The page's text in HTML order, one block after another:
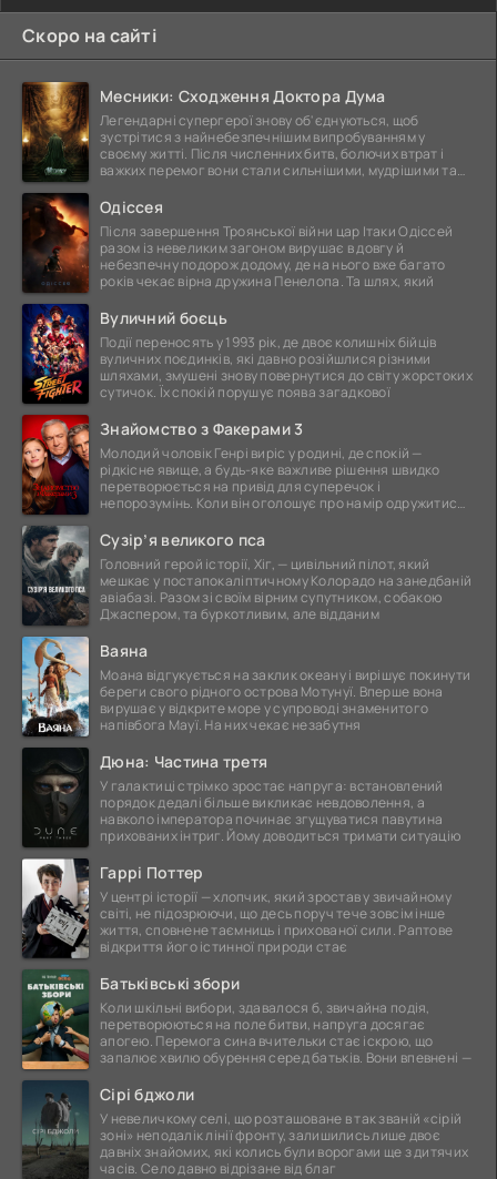
Скоро на сайті
Месники: Сходження Доктора Дума
Легендарні супергерої знову об'єднуються, щоб
зустрітися з найнебезпечнішим випробуванням у
своєму житті. Після численних битв, болючих втрат і
важких перемог вони стали сильнішими, мудрішими та
Одіссея
Після завершення Троянської війни цар Ітаки Одіссей
разом із невеликим загоном вирушає в довгу й
небезпечну подорож додому, де на нього вже багато
років чекає вірна дружина Пенелопа. Та шлях, який
Вуличний боєць
Події переносять у 1993 рік, де двоє колишніх бійців
вуличних поєдинків, які давно розійшлися різними
шляхами, змушені знову повернутися до світу жорстоких
сутичок. Їх спокій порушує поява загадкової
Знайомство з Факерами 3
Молодий чоловік Генрі виріс у родині, де спокій —
рідкісне явище, а будь-яке важливе рішення швидко
перетворюється на привід для суперечок і
непорозумінь. Коли він оголошує про намір одружитися,
Сузір’я великого пса
Головний герой історії, Хіг, — цивільний пілот, який
мешкає у постапокаліптичному Колорадо на занедбаній
авіабазі. Разом зі своїм вірним супутником, собакою
Джаспером, та буркотливим, але відданим
Ваяна
Моана відгукується на заклик океану і вирішує покинути
береги свого рідного острова Мотунуї. Вперше вона
вирушає у відкрите море у супроводі знаменитого
напівбога Мауї. На них чекає незабутня
Дюна: Частина третя
У галактиці стрімко зростає напруга: встановлений
порядок дедалі більше викликає невдоволення, а
навколо імператора починає згущуватися павутина
прихованих інтриг. Йому доводиться тримати ситуацію
Гаррі Поттер
У центрі історії — хлопчик, який зростав у звичайному
світі, не підозрюючи, що десь поруч тече зовсім інше
життя, сповнене таємниць і прихованої сили. Раптове
відкриття його істинної природи стає
Батьківські збори
Коли шкільні вибори, здавалося б, звичайна подія,
перетворюються на поле битви, напруга досягає
апогею. Перемога сина вчительки стає іскрою, що
запалює хвилю обурення серед батьків. Вони впевнені —
Сірі бджоли
У невеличкому селі, що розташоване в так званій «сірій
зоні» неподалік лінії фронту, залишились лише двоє
давніх знайомих, які колись були ворогами ще з дитячих
часів. Село давно відрізане від благ